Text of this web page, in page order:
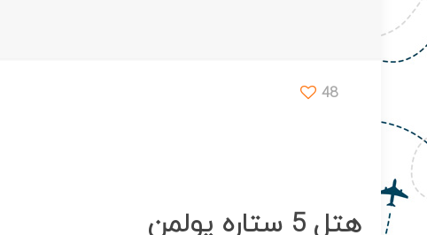
48
هتل 5 ستاره پولمن